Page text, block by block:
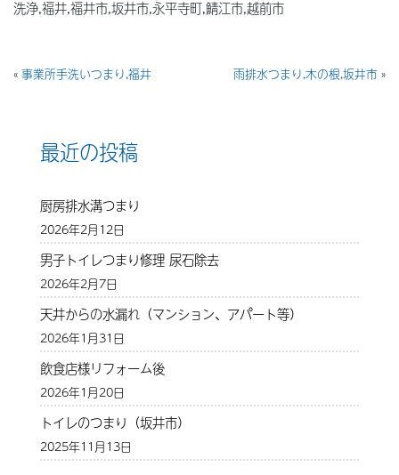
洗浄,福井,福井市,坂井市,永平寺町,鯖江市,越前市
« 事業所手洗いつまり,福井 雨排水つまり,木の根,坂井市 »
最近の投稿
厨房排水溝つまり
2026年2月12日
男子トイレつまり修理 尿石除去
2026年2月7日
天井からの水漏れ（マンション、アパート等）
2026年1月31日
飲食店様リフォーム後
2026年1月20日
トイレのつまり（坂井市）
2025年11月13日